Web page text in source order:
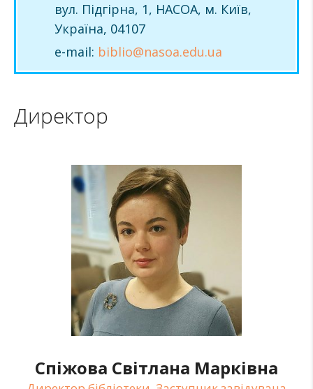
вул. Підгірна, 1, НАСОА, м. Київ,
Україна, 04107
e-mail: biblio@nasoa.edu.ua
Директор
Спіжова Світлана Марківна